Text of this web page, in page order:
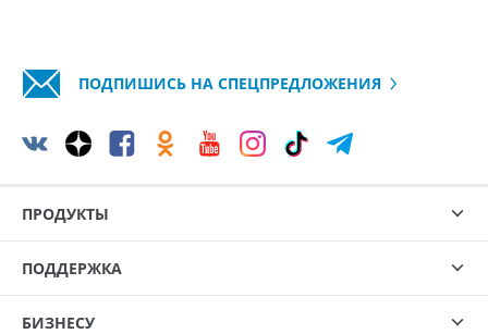
ПОДПИШИСЬ НА СПЕЦПРЕДЛОЖЕНИЯ
ПРОДУКТЫ
ПОДДЕРЖКА
БИЗНЕСУ